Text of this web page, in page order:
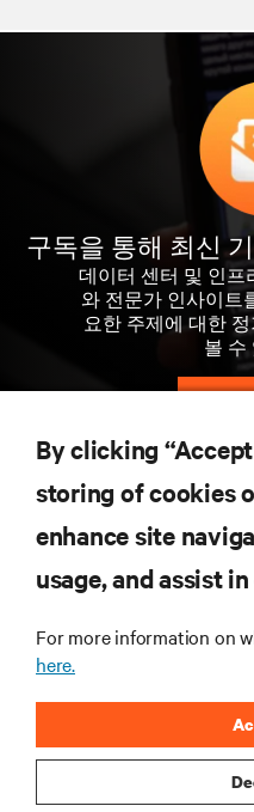
구독을 통해 최신
데이터 센터 및 인프
와 전문가 인사이트
요한 주제에 대한
볼 수
자료
지원
기업
By clicking
storing of cookies
enhance site
usage, and assist
For more information on
here.